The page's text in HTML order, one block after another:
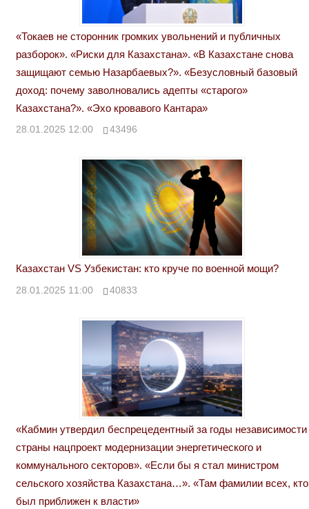
«Токаев не сторонник громких увольнений и публичных
разборок». «Риски для Казахстана». «В Казахстане снова
защищают семью Назарбаевых?». «Безусловный базовый
доход: почему заволновались адепты «старого»
Казахстана?». «Эхо кровавого Кантара»
28.01.2025 12:00 43496
Казахстан VS Узбекистан: кто круче по военной мощи?
28.01.2025 11:00 40833
«Кабмин утвердил беспрецедентный за годы независимости
страны нацпроект модернизации энергетического и
коммунального секторов». «Если бы я стал министром
сельского хозяйства Казахстана…». «Там фамилии всех, кто
был приближен к власти»